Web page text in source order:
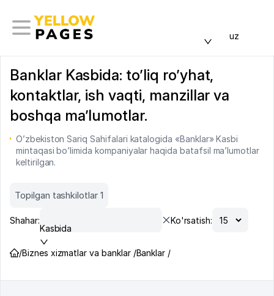
uz
Banklar Kasbida: to’liq ro’yhat,
kontaktlar, ish vaqti, manzillar va
boshqa ma’lumotlar.
O’zbekiston Sariq Sahifalari katalogida «Banklar» Kasbi
mintaqasi bo’limida kompaniyalar haqida batafsil ma’lumotlar
keltirilgan.
Topilgan tashkilotlar 1
Shahar:
Kasbida
Ko'rsatish:
/Biznes xizmatlar va banklar /Banklar /